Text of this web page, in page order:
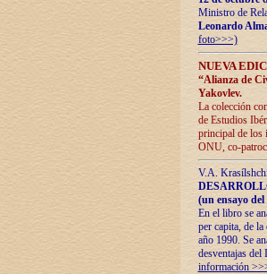
Ministro de
Leonardo
foto>>>)
NUEVA
“Alianza de
Yakovlev.
La colección
de Estudios
principal de los
ONU, co-
V.A.
(un ensayo
En el libro se
per capita, de
año 1990. Se
desventajas
información